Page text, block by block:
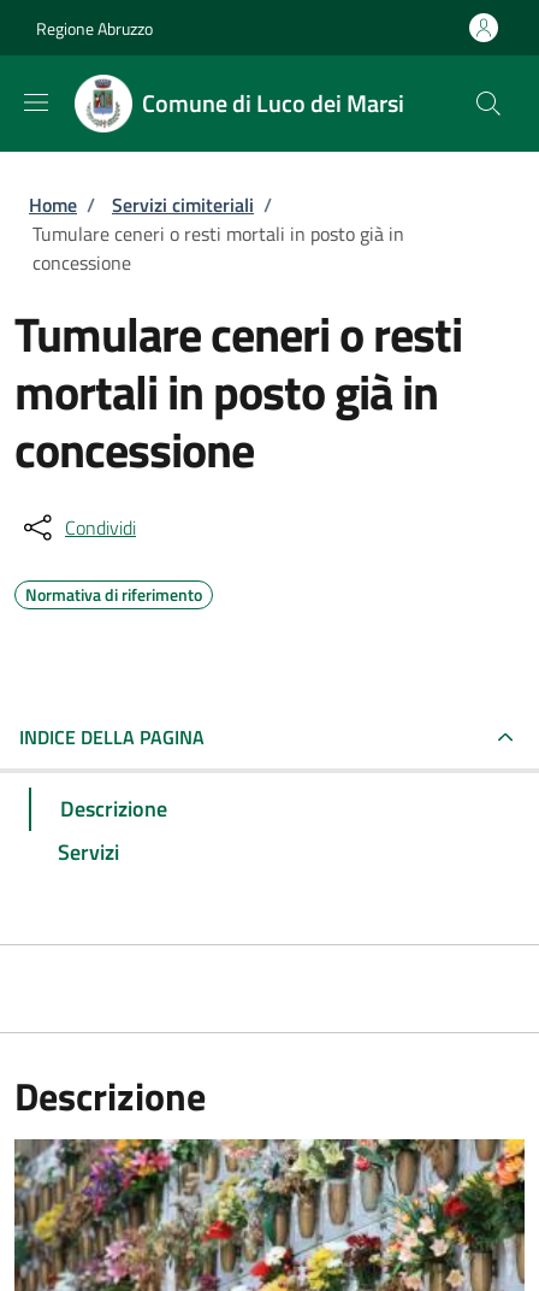
Regione Abruzzo
Comune di Luco dei Marsi
Briciole di pane
Home / Servizi cimiteriali /
Tumulare ceneri o resti mortali in posto già in
concessione
Tumulare ceneri o resti
mortali in posto già in
concessione
Condividi
Normativa di riferimento
INDICE DELLA PAGINA
Descrizione
Servizi
Descrizione